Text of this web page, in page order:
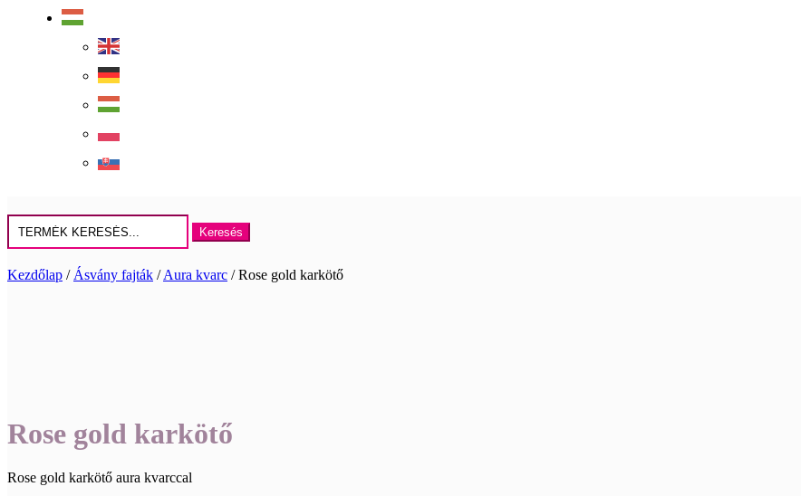
Keresés
erre:
Kezdőlap / Ásvány fajták /Aura kvarc / Rose gold karkötő
Rose gold karkötő
Rose gold karkötő aura kvarccal